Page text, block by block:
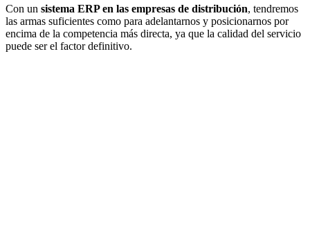
Con un sistema ERP en las empresas de distribución, tendremos
las armas suficientes como para adelantarnos y posicionarnos por
encima de la competencia más directa, ya que la calidad del servicio
puede ser el factor definitivo.